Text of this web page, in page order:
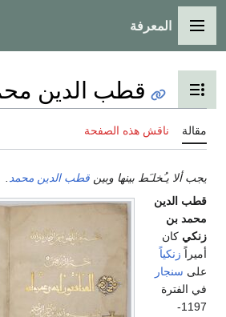
القائمة الرئيسية
المعرفة
تبديل عرض جدول المحتويات
قطب الدين
مقالة ناقش هذه الصفحة
يجب ألا يـُخلـَط بينها وبين قطب الدين محمد
قطب الدين
محمد بن
زنكي كان
أميراً زنكياً
على سنجار
في الفترة
1197-